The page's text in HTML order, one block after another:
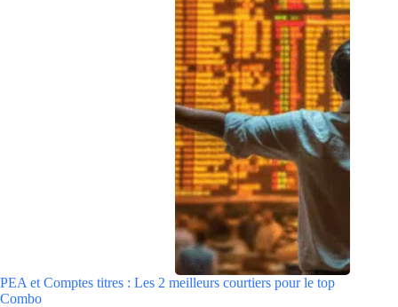
PEA et Comptes titres : Les 2 meilleurs courtiers pour le top
Combo